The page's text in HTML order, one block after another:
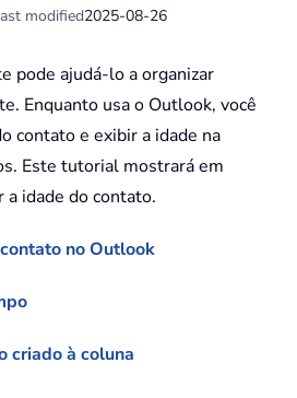
modified2025-08-26
pode ajudá-lo a organizar
Enquanto usa o Outlook, você
contato e exibir a idade na
Este tutorial mostrará em
idade do contato.
no Outlook
criado à coluna